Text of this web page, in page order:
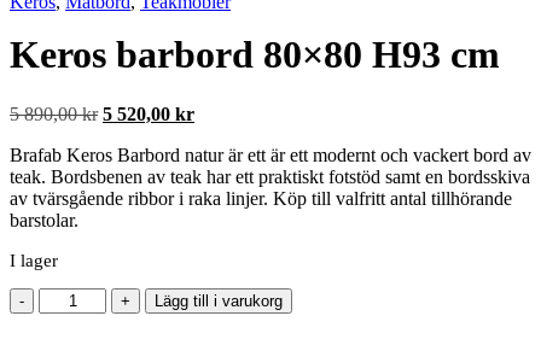
Keros barbord 80×80 H93 cm
5 890,00kr Det
priset
var:
5
5 520,00 krDet
priset
är:
5
Brafab Keros Barbord natur är ett är ett modernt och vackert bord av
teak. Bordsbenen av teak har ett praktiskt fotstöd samt en bordsskiva
av tvärsgående ribbor i raka linjer. Köp till valfritt antal tillhörande
barstolar.
I lager
-
Keros
barbord
+ Lägg till i varukorg